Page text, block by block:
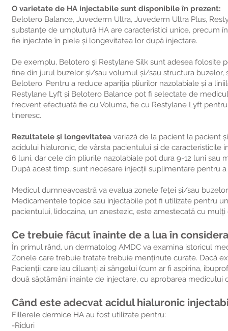
O varietate de HA injectabile sunt disponibile în prezent:
Belotero Balance, Juvederm Ultra, Juvederm Ultra Plus,
substanțe de umplutură HA are caracteristici unice, precum
fie injectate în piele și longevitatea lor după injectare.
De exemplu, Belotero și Restylane Silk sunt adesea folosite
fine din jurul buzelor și/sau volumul și/sau structura
Belotero. Pentru a reduce apariția pliurilor nazolabiale și a
Restylane Lyft și Belotero Balance pot fi selectate de
frecvent efectuată fie cu Voluma, fie cu Restylane Lyft
tineresc.
Rezultatele și longevitatea variază de la pacient la pacient
acidului hialuronic, de vârsta pacientului și de
6 luni, dar cele din pliurile nazolabiale pot dura 9-12 luni sau
După acest timp, sunt necesare injecții suplimentare pentru
Medicul dumneavoastră va evalua zonele feței și/sau
Medicamentele topice sau injectabile pot fi utilizate pentru
pacientului, lidocaina, un anestezic, este amestecată cu
Ce trebuie făcut înainte de a lua în
În primul rând, un dermatolog AMDC va examina istoricul
Zonele care trebuie tratate trebuie menținute curate. Dacă
Pacienții care iau diluanți ai sângelui (cum ar fi aspirina,
două săptămâni înainte de injectare, cu aprobarea medicului
Când este adecvat acidul hialuronic
Fillerele dermice HA au fost utilizate pentru:
-Riduri